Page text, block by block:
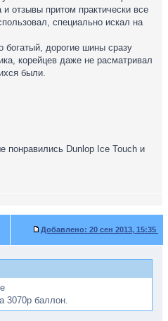
отзывы притом практически все
специально искал на
богатый, дорогие шины сразу
корейцев даже не расматривал
были.
понравились Dunlop Ice Touch и
Добавлено: 20 сен 2013, 15:35
3070р баллон.